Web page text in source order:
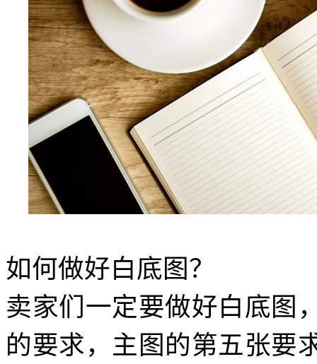
如何做好白底图？
卖家们一定要做好白底图
的要求，主图的第五张要